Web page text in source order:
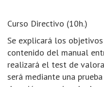
Curso Directivo (10h.)
Se explicará los
contenido del manual
realizará el test de
será mediante una